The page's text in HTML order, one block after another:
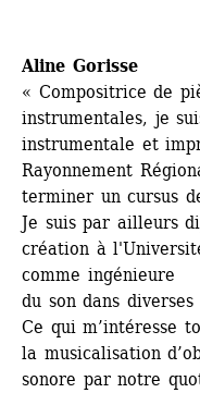
Aline Gorisse
« Compositrice de
instrumentales, je
instrumentale et
Rayonnement
terminer un cursus
Je suis par ailleurs
création à
comme ingénieure
du son dans
Ce qui m’intéresse
la musicalisation
sonore par notre